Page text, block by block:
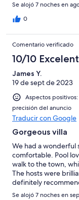
Se alojó 7 noches en
0
Comentario verificado
10/10
James Y.
19 de sept de 2023
Aspectos
precisión del anuncio
Traducir con Google
Gorgeous villa
We had a wonderful
comfortable. Pool
walk to the town,
The hosts were
definitely
Se alojó 7 noches en